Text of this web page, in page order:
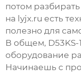
потом
на lyjx.ru есть
полезно для
В общем,
оборудование
Начинаешь с